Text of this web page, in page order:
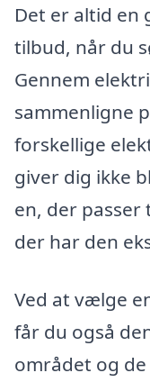
Det er altid en
tilbud, når du
Gennem
sammenligne
forskellige
giver dig ikke
en, der passer
der har den
Ved at vælge
får du også
området og